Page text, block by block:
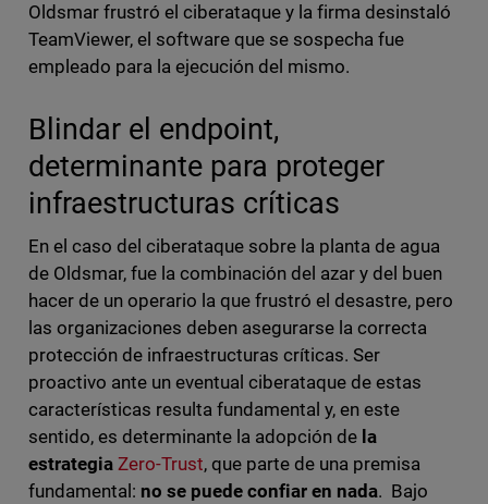
Oldsmar frustró el ciberataque y la firma desinstaló
TeamViewer, el software que se sospecha fue
empleado para la ejecución del mismo.
Blindar el endpoint,
determinante para proteger
infraestructuras críticas
En el caso del ciberataque sobre la planta de agua
de Oldsmar, fue la combinación del azar y del buen
hacer de un operario la que frustró el desastre, pero
las organizaciones deben asegurarse la correcta
protección de infraestructuras críticas. Ser
proactivo ante un eventual ciberataque de estas
características resulta fundamental y, en este
sentido, es determinante la adopción de la
estrategia Zero-Trust, que parte de una premisa
fundamental: no se puede confiar en nada. Bajo